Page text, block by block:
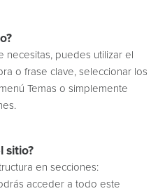
necesitas, puedes utilizar el
o frase clave, seleccionar los
Temas o simplemente
sitio?
en secciones:
acceder a todo este